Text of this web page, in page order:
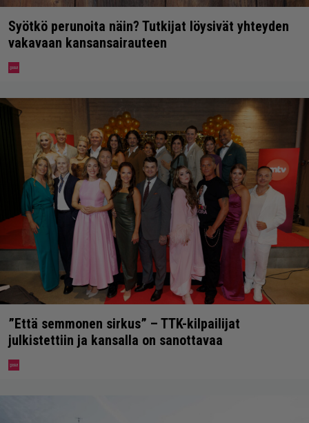
Syötkö perunoita näin? Tutkijat löysivät yhteyden
vakavaan kansansairauteen
”Että semmonen sirkus” – TTK-kilpailijat
julkistettiin ja kansalla on sanottavaa